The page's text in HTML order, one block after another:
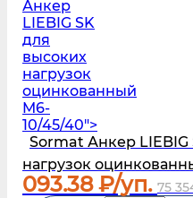
Анкер
LIEBIG SK
для
высоких
нагрузок
оцинкованный
M6-
10/45/40">
Sormat Анкер LIEBIG
нагрузок
093.38₽/уп. 75